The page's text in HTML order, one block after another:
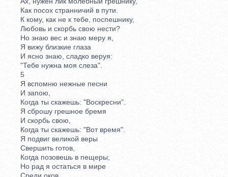
Как посох странничий в пути.
К кому, как не к тебе, поспешнику,
Любовь и скорбь свою нести?
Но знаю вес и знаю меру я,
Я вижу близкие глаза
И ясно знаю, сладко веруя:
"Тебе нужна моя слеза".
5
Я вспомню нежные песни
И запою,
Когда ты скажешь: "Воскресни".
Я сброшу грешное бремя
И скорбь свою,
Когда ты скажешь: "Вот время".
Я подвиг великой веры
Свершить готов,
Когда позовешь в пещеры;
Но рад я остаться в мире
Среди оков,